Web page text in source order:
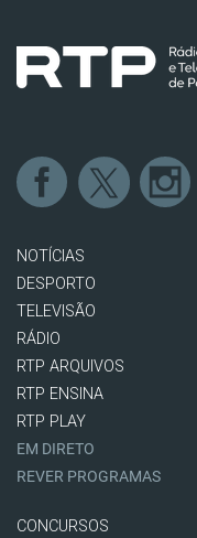
NOTÍCIAS
DESPORTO
TELEVISÃO
RÁDIO
RTP ARQUIVOS
RTP ENSINA
RTP PLAY
EM DIRETO
REVER PROGRAMAS
CONCURSOS